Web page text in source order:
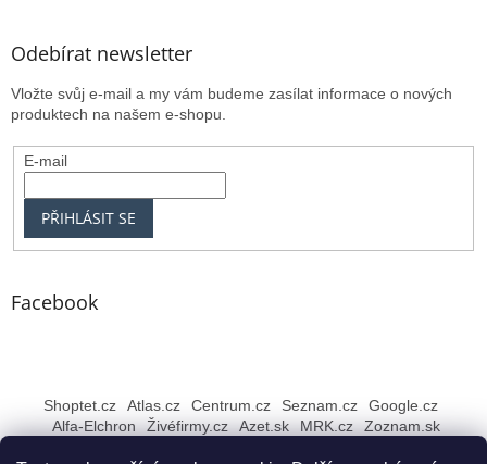
Odebírat newsletter
Vložte svůj e-mail a my vám budeme zasílat informace o nových
produktech na našem e-shopu.
E-mail
PŘIHLÁSIT SE
Facebook
Shoptet.cz Atlas.cz Centrum.cz Seznam.cz
Google.cz
Alfa-Elchron
Živéfirmy.cz Azet.sk MRK.cz Zoznam.sk